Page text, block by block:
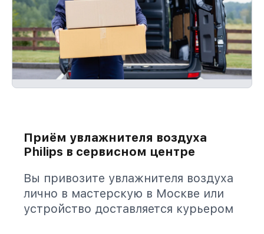
Приём увлажнителя воздуха
Philips в сервисном центре
Вы привозите увлажнителя воздуха
лично в мастерскую в Москве или
устройство доставляется курьером